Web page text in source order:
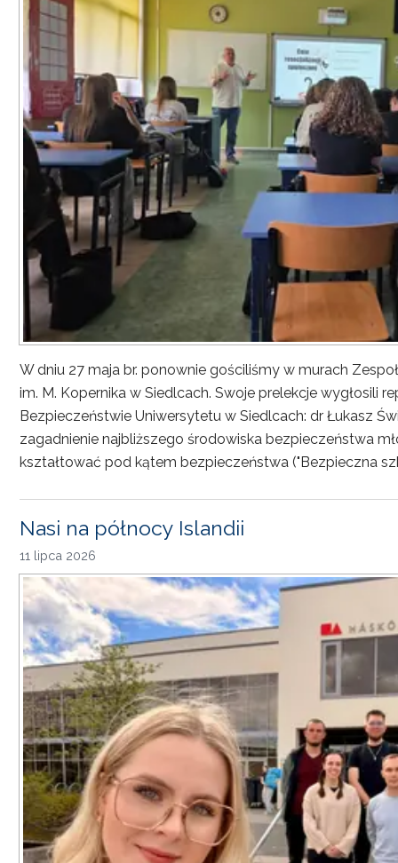
W dniu 27 maja br. ponownie gościliśmy w murach
im. M. Kopernika w Siedlcach. Swoje prelekcje wygłosili
Bezpieczeństwie Uniwersytetu w Siedlcach: dr Łukasz
zagadnienie najbliższego środowiska bezpieczeństwa
kształtować pod kątem bezpieczeństwa ("Bezpieczna
Nasi na północy Islandii
11 lipca 2026